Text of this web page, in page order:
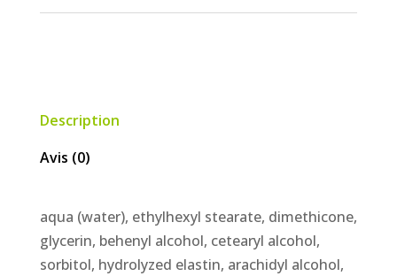
Description
Avis (0)
aqua (water), ethylhexyl stearate, dimethicone,
glycerin, behenyl alcohol, cetearyl alcohol,
sorbitol, hydrolyzed elastin, arachidyl alcohol,